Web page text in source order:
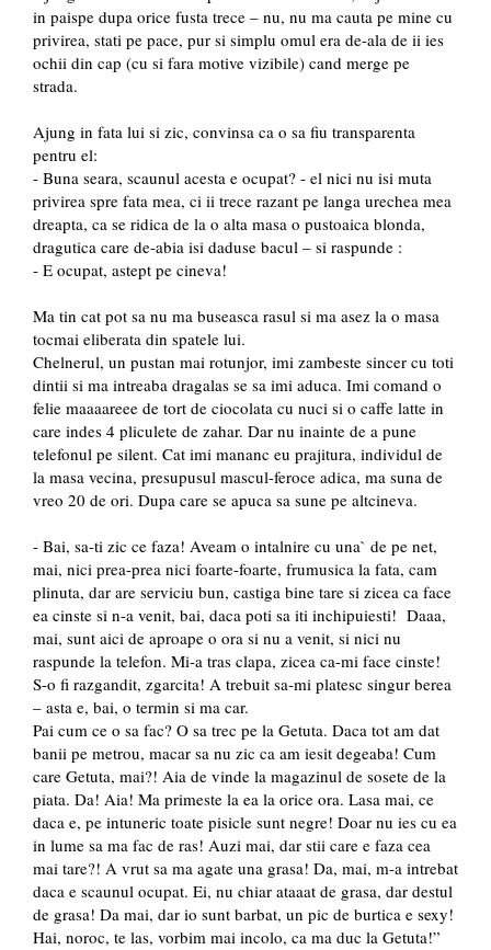
in paispe dupa orice fusta trece – nu, nu ma cauta pe mine cu
privirea, stati pe pace, pur si simplu omul era de-ala de ii ies
ochii din cap (cu si fara motive vizibile) cand merge pe
strada.
Ajung in fata lui si zic, convinsa ca o sa fiu transparenta
pentru el:
- Buna seara, scaunul acesta e ocupat? - el nici nu isi muta
privirea spre fata mea, ci ii trece razant pe langa urechea mea
dreapta, ca se ridica de la o alta masa o pustoaica blonda,
dragutica care de-abia isi daduse bacul – si raspunde :
- E ocupat, astept pe cineva!
Ma tin cat pot sa nu ma buseasca rasul si ma asez la o masa
tocmai eliberata din spatele lui.
Chelnerul, un pustan mai rotunjor, imi zambeste sincer cu toti
dintii si ma intreaba dragalas se sa imi aduca. Imi comand o
felie maaaareee de tort de ciocolata cu nuci si o caffe latte in
care indes 4 pliculete de zahar. Dar nu inainte de a pune
telefonul pe silent. Cat imi mananc eu prajitura, individul de
la masa vecina, presupusul mascul-feroce adica, ma suna de
vreo 20 de ori. Dupa care se apuca sa sune pe altcineva.
- Bai, sa-ti zic ce faza! Aveam o intalnire cu una` de pe net,
mai, nici prea-prea nici foarte-foarte, frumusica la fata, cam
plinuta, dar are serviciu bun, castiga bine tare si zicea ca face
ea cinste si n-a venit, bai, daca poti sa iti inchipuiesti! Daaa,
mai, sunt aici de aproape o ora si nu a venit, si nici nu
raspunde la telefon. Mi-a tras clapa, zicea ca-mi face cinste!
S-o fi razgandit, zgarcita! A trebuit sa-mi platesc singur berea
– asta e, bai, o termin si ma car.
Pai cum ce o sa fac? O sa trec pe la Getuta. Daca tot am dat
banii pe metrou, macar sa nu zic ca am iesit degeaba! Cum
care Getuta, mai?! Aia de vinde la magazinul de sosete de la
piata. Da! Aia! Ma primeste la ea la orice ora. Lasa mai, ce
daca e, pe intuneric toate pisicle sunt negre! Doar nu ies cu ea
in lume sa ma fac de ras! Auzi mai, dar stii care e faza cea
mai tare?! A vrut sa ma agate una grasa! Da, mai, m-a intrebat
daca e scaunul ocupat. Ei, nu chiar ataaat de grasa, dar destul
de grasa! Da mai, dar io sunt barbat, un pic de burtica e sexy!
Hai, noroc, te las, vorbim mai incolo, ca ma duc la Getuta!”